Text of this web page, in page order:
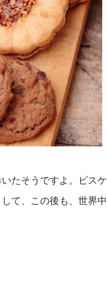
たそうですよ。ビスケ
て、この後も、世界中